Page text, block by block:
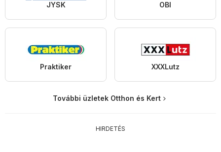
JYSK OBI
Praktiker XXXLutz
További üzletek Otthon és Kert
HIRDETÉS